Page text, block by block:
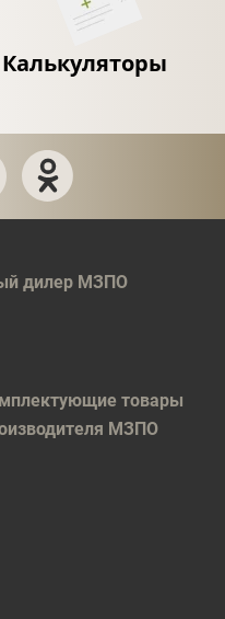
Калькуляторы
дилер МЗПО
товары
МЗПО